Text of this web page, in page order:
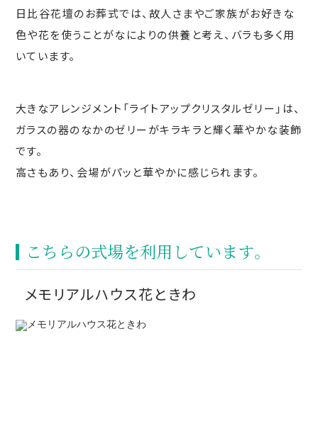
日比谷花壇のお葬式では、故人さまやご家族がお好きな
色や花を使うことがなによりの供養と考え、バラも多く用
いています。
大きなアレンジメント「ライトアップクリスタルゼリー」は、
ガラスの器のなかのゼリーがキラキラと輝く華やかな装飾
です。
高さもあり、会場がパッと華やかに感じられます。
こちらの式場を利⽤しています。
メモリアルハウス花ときわ